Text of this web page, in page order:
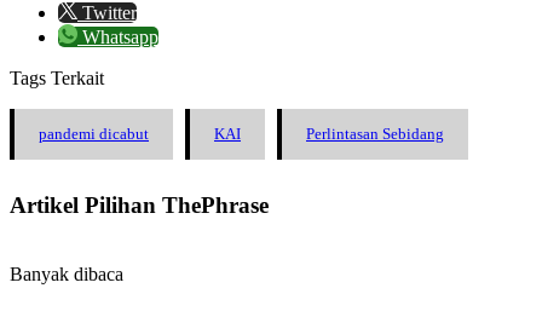
Twitter
Whatsapp
Tags Terkait
pandemi dicabut KAI Perlintasan Sebidang
Artikel Pilihan ThePhrase
Banyak dibaca